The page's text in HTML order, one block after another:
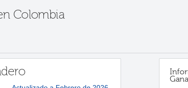
Colombia